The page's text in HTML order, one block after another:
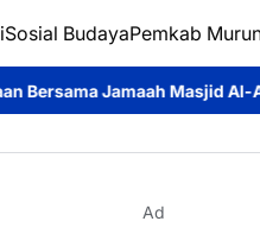
Sosial BudayaPemkab
Al-Amin Pemkab
Ad